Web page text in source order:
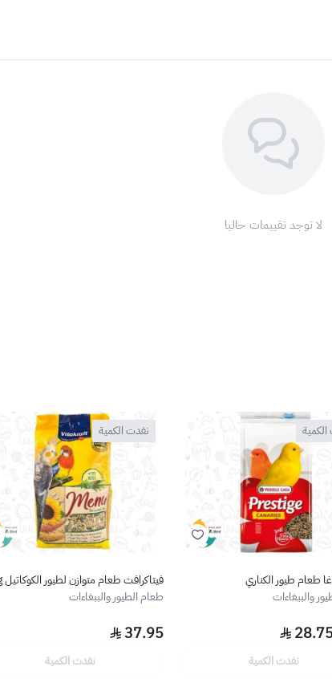
لا توجد تقييمات حاليا
طعام طيور الكناري
والببغاءات
نفدت الكمية
نفدت الكمية
فيتاكرافت طعام متوازن لطيور الكوكاتيل 1kg
طعام الطيور والببغاءات
37.95
نفدت الكمية